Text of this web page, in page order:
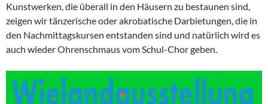
Kunstwerken, die überall in den Häusern zu bestaunen sind,
zeigen wir tänzerische oder akrobatische Darbietungen, die in
den Nachmittagskursen entstanden sind und natürlich wird es
auch wieder Ohrenschmaus vom Schul-Chor geben.